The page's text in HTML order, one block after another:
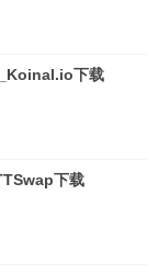
下载
下载